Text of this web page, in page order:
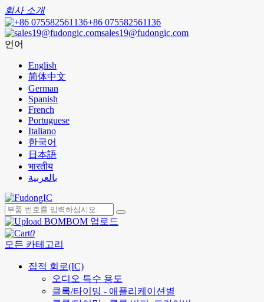
회사 소개
+86 075582561136
sales19@fudongic.com
언어
English
简体中文
German
Spanish
French
Portuguese
Italiano
한국어
日本語
भारतीय
بالعربية
BOM 업로드
0
모든 카테고리
집적 회로(IC)
오디오 특수 용도
클록/타이밍 - 애플리케이션별